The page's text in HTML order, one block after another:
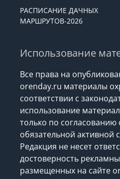
РАСПИСАНИЕ ДАЧНЫХ
МАРШРУТОВ-2026
Использование
Все права на
orenday.ru материалы
соответствии с
использование
только по согласованию
обязательной активной
Редакция не несет
достоверность
размещенных на сайте